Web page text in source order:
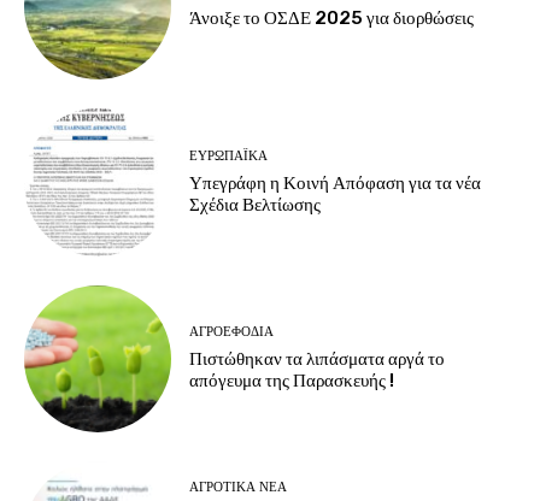
Άνοιξε το ΟΣΔΕ 2025 για διορθώσεις
ΕΥΡΩΠΑΪΚΆ
Υπεγράφη η Κοινή Απόφαση για τα νέα
Σχέδια Βελτίωσης
ΑΓΡΟΕΦΌΔΙΑ
Πιστώθηκαν τα λιπάσματα αργά το
απόγευμα της Παρασκευής !
ΑΓΡΟΤΙΚΆ ΝΈΑ